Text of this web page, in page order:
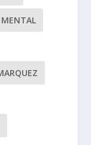
MENTAL